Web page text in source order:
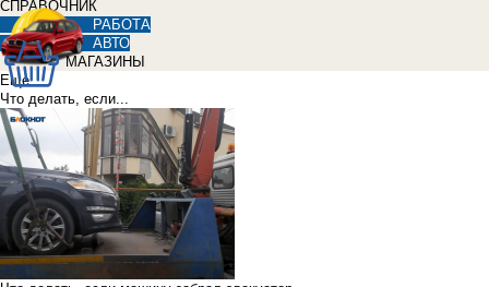
СПРАВОЧНИК
РАБОТА
АВТО
МАГАЗИНЫ
Еще
Что делать, если...